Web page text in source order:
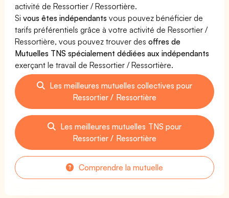
activité de Ressortier / Ressortière.
Sivous êtes indépendants vous pouvez bénéficier de
tarifs préférentiels grâce à votre activité de Ressortier /
Ressortière, vous pouvez trouver desoffres de
Mutuelles TNS spécialement dédiées aux indépendants
exerçant le travail de Ressortier / Ressortière.
Les meilleures mutuelles collectives pour
Ressortier / Ressortière
Les meilleures mutuelles TNS pour
Ressortier / Ressortière
Comprendre la mutuelle